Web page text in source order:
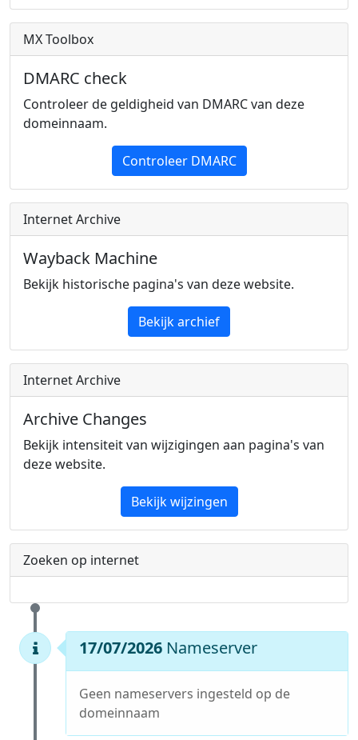
MX Toolbox
DMARC check
Controleer de geldigheid van DMARC van deze
domeinnaam.
Controleer DMARC
Internet Archive
Wayback Machine
Bekijk historische pagina's van deze website.
Bekijk archief
Internet Archive
Archive Changes
Bekijk intensiteit van wijzigingen aan pagina's van
deze website.
Bekijk wijzingen
Zoeken op internet
17/07/2026 Nameserver
Geen nameservers ingesteld op de
domeinnaam